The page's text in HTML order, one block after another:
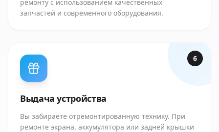
ремонту с использованием качественных
запчастей и современного оборудования.
6
Выдача устройства
Вы забираете отремонтированную технику. При
ремонте экрана, аккумулятора или задней крышки